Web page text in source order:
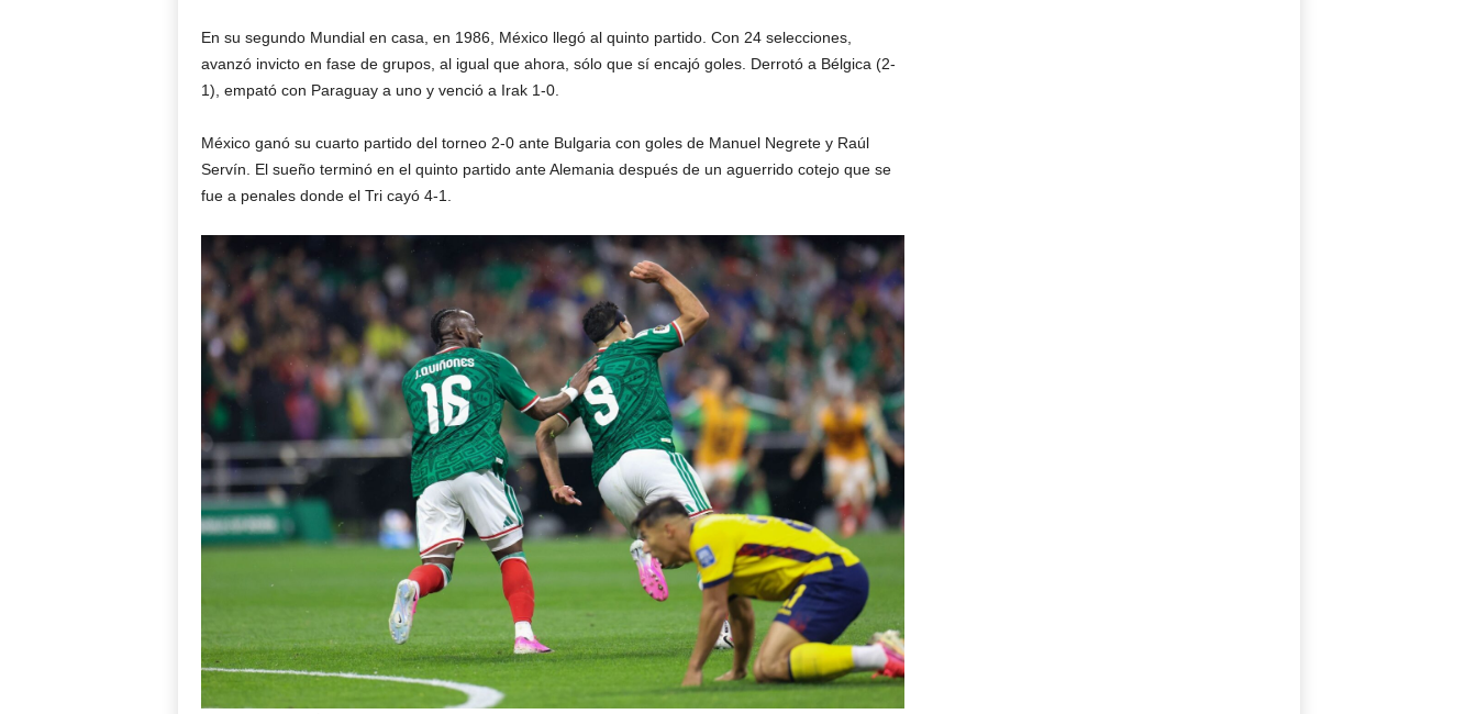
En su segundo Mundial en casa, en 1986, México llegó al quinto partido. Con 24 selecciones,
avanzó invicto en fase de grupos, al igual que ahora, sólo que sí encajó goles. Derrotó a Bélgica (2-
1), empató con Paraguay a uno y venció a Irak 1-0.
México ganó su cuarto partido del torneo 2-0 ante Bulgaria con goles de Manuel Negrete y Raúl
Servín. El sueño terminó en el quinto partido ante Alemania después de un aguerrido cotejo que se
fue a penales donde el Tri cayó 4-1.